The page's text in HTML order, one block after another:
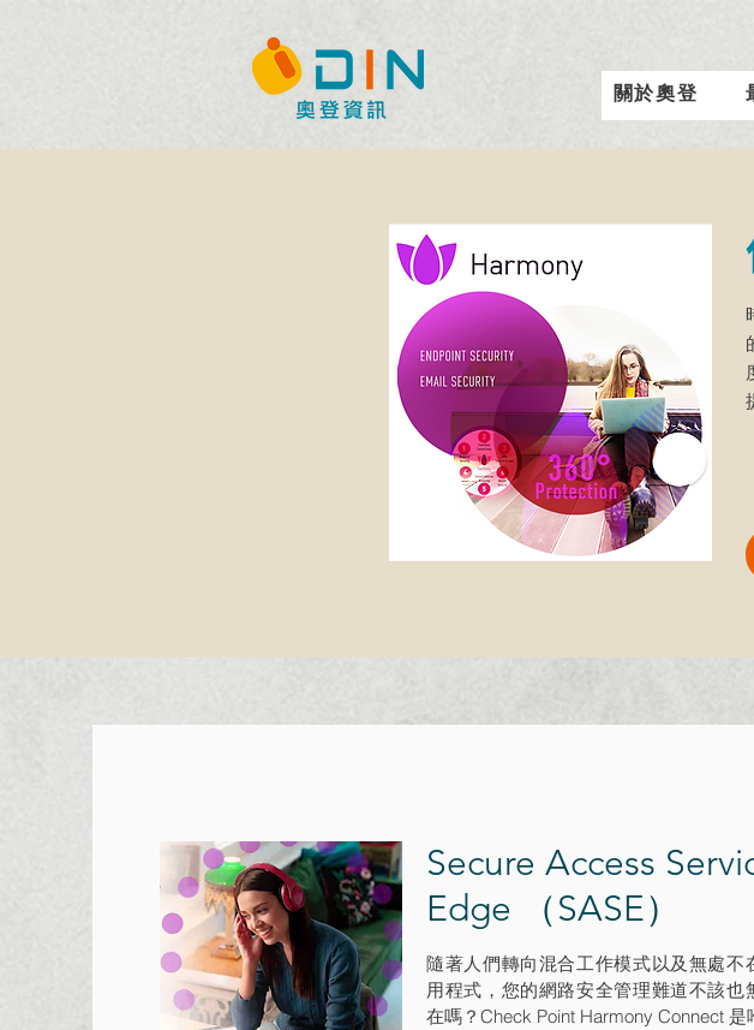
關於奧登
Secure Access
Edge （SASE）
隨著人們轉向混合工作模式以及無處不
用程式，您的網路安全管理難道不該也
在嗎？Check Point Harmony Connect 是